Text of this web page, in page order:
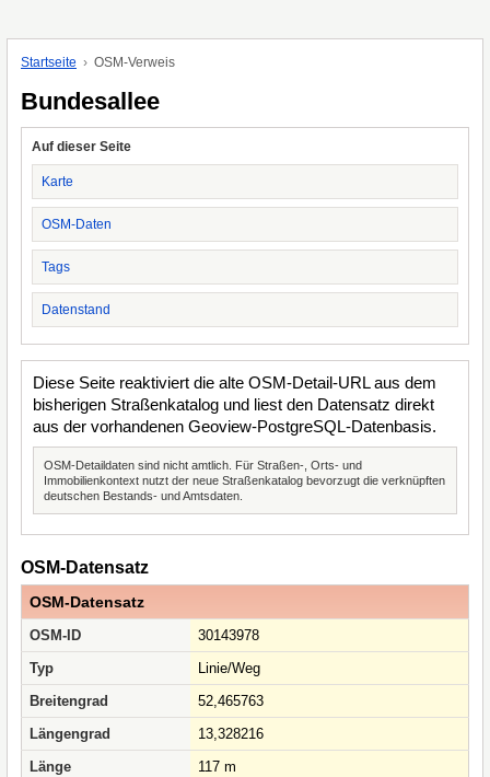
Startseite OSM-Verweis
Bundesallee
Auf dieser Seite
Karte
OSM-Daten
Tags
Datenstand
Diese Seite reaktiviert die alte OSM-Detail-URL aus dem
bisherigen Straßenkatalog und liest den Datensatz direkt
aus der vorhandenen Geoview-PostgreSQL-Datenbasis.
OSM-Detaildaten sind nicht amtlich. Für Straßen-, Orts- und
Immobilienkontext nutzt der neue Straßenkatalog bevorzugt die verknüpften
deutschen Bestands- und Amtsdaten.
OSM-Datensatz
OSM-Datensatz
OSM-ID
30143978
Typ
Linie/Weg
Breitengrad
52,465763
Längengrad
13,328216
Länge
117 m